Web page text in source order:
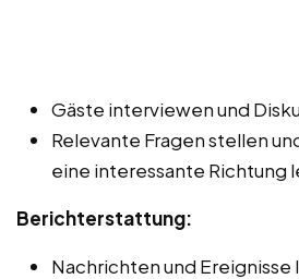
Gäste interviewen und
Relevante Fragen stellen
eine interessante Richtung
Berichterstattung:
Nachrichten und Ereignisse